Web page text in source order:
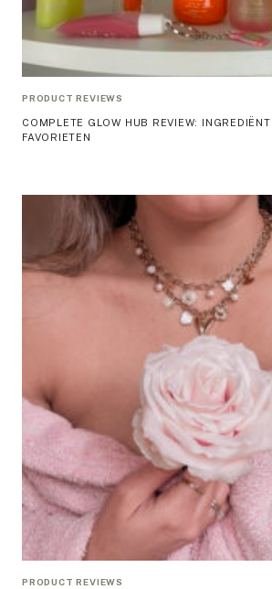
PRODUCT REVIEWS
COMPLETE GLOW HUB REVIEW:
FAVORIETEN
PRODUCT REVIEWS